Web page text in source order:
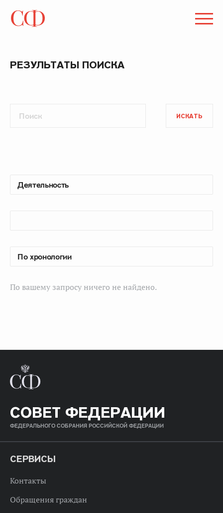
РЕЗУЛЬТАТЫ ПОИСКА
ИСКАТЬ
По вашему запросу ничего не найдено.
СОВЕТ ФЕДЕРАЦИИ
ФЕДЕРАЛЬНОГО СОБРАНИЯ РОССИЙСКОЙ ФЕДЕРАЦИИ
СЕРВИСЫ
Контакты
Обращения граждан